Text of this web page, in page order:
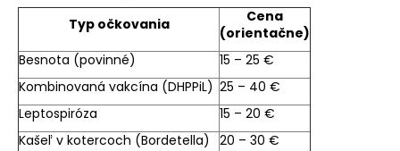
Typ očkovania
Cena
(orientačne)
Besnota (povinné)
15 – 25 €
Kombinovaná vakcína (DHPPiL) 25 – 40 €
Leptospiróza
15 – 20 €
Kašeľ v kotercoch (Bordetella)
20 – 30 €